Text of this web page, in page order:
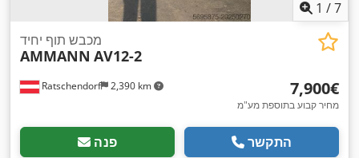
1 /7
Ratschendorf 2,390 km
מכבש תוף יחיד
AMMANN AV12-2
‏7,900 ‏€
מחיר קבוע בתוספת מע"מ
פנה התקשר